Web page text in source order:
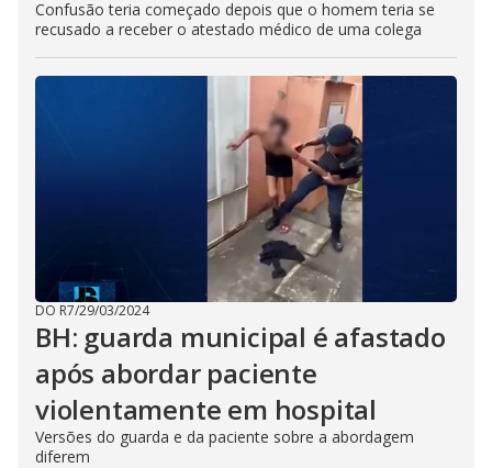
Confusão teria começado depois que o homem teria se
recusado a receber o atestado médico de uma colega
DO R7/29/03/2024
BH: guarda municipal é afastado
após abordar paciente
violentamente em hospital
Versões do guarda e da paciente sobre a abordagem
diferem